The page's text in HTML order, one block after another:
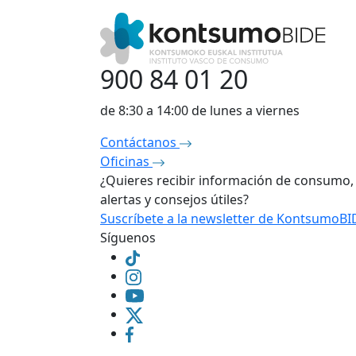
900 84 01 20
de 8:30 a 14:00 de lunes a viernes
Contáctanos
Oficinas
¿Quieres recibir información de consumo,
alertas y consejos útiles?
Suscríbete a la newsletter de
Síguenos